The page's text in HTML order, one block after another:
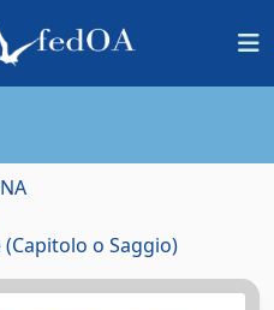
o Saggio)